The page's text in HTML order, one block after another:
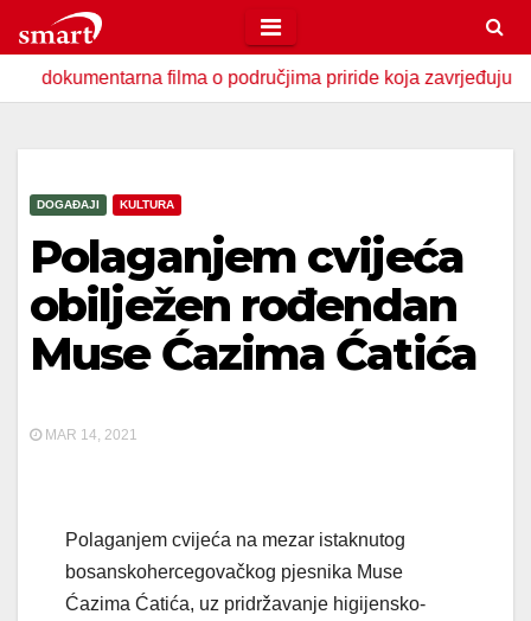
to
content
filma o područjima priride koja zavrjeđuju zaštitu
DOGAĐAJI KULTURA
Polaganjem cvijeća
obilježen rođendan
Muse Ćazima Ćatića
MAR 14, 2021
Polaganjem cvijeća na mezar istaknutog
bosanskohercegovačkog pjesnika Muse
Ćazima Ćatića, uz pridržavanje higijensko-